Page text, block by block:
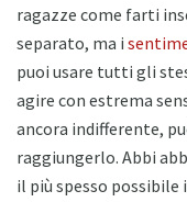
ragazze come farti
separato, ma i
puoi usare tutti gli
agire con estrema
ancora indifferente,
raggiungerlo. Abbi
il più spesso possibile